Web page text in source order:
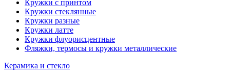
Кружки c принтом
Кружки стеклянные
Кружки разные
Кружки латте
Кружки флуорисцентные
Фляжки, термосы и кружки металлические
Керамика и стекло